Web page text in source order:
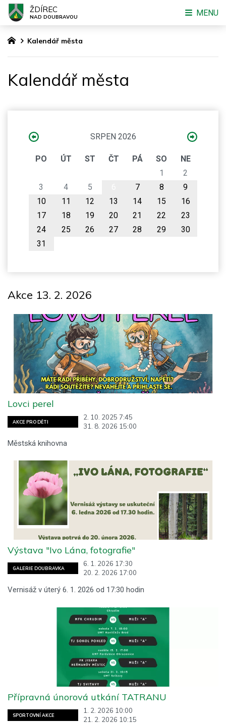
Kalendář města
Kalendář města
SRPEN 2026
PO ÚT ST ČT PÁ SO
NE
1
2
3
4 5 7 8
9
10
11 12 13 14 15
16
17
18 19 20 21 22
23
24
25 26 27 28 29
30
31
Akce 13. 2. 2026
AKCE PRO DĚTI
2. 10. 2025 7:45
31. 8. 2026 15:00
Lovci perel
Městská knihovna
GALERIE DOUBRAVKA
6. 1. 2026 17:30
20. 2. 2026 17:00
Výstava "Ivo Lána, fotografie"
Vernisáž v úterý 6. 1. 2026 od 17:30 hodin
SPORTOVNÍ AKCE
1. 2. 2026 10:00
21. 2. 2026 10:15
Přípravná únorová utkání TATRANU
ŽDÍREC
NAD DOUBRAVOU MENU